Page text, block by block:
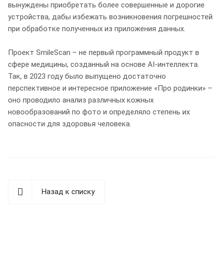
вынуждены приобретать более совершенные и дорогие
устройства, дабы избежать возникновения погрешностей
при обработке полученных из приложения данных.
Проект SmileScan – не первый программный продукт в
сфере медицины, созданный на основе AI-интеллекта.
Так, в 2023 году было выпущено достаточно
перспективное и интересное приложение «Про родинки» –
оно проводило анализ различных кожных
новообразований по фото и определяло степень их
опасности для здоровья человека.
Назад к списку